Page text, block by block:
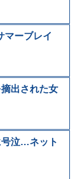
マーブレイ
出された女
号泣…ネット